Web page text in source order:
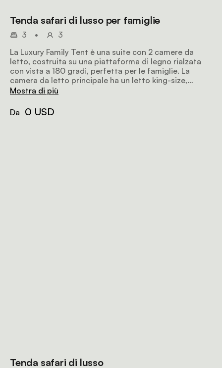
Tenda safari di lusso per famiglie
3 •
3
La Luxury Family Tent è una suite con 2 camere da
letto, costruita su una piattaforma di legno rialzata
con vista a 180 gradi, perfetta per le famiglie. La
camera da letto principale ha un letto king-size,
mentre la seconda camera ha 2 letti singoli. Le camere
Mostra di più
Da 0 USD
Tenda safari di lusso